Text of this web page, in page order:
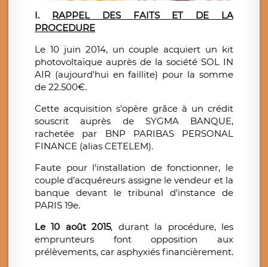
I. RAPPEL DES FAITS ET DE LA
PROCEDURE
Le 10 juin 2014, un couple acquiert un kit
photovoltaïque auprès de la société SOL IN
AIR (aujourd'hui en faillite) pour la somme
de 22.500€.
Cette acquisition s'opère grâce à un crédit
souscrit auprès de SYGMA BANQUE,
rachetée par BNP PARIBAS PERSONAL
FINANCE (alias CETELEM).
Faute pour l'installation de fonctionner, le
couple d'acquéreurs assigne le vendeur et la
banque devant le tribunal d'instance de
PARIS 19e.
Le 10 août 2015, durant la procédure, les
emprunteurs font opposition aux
prélèvements, car asphyxiés financièrement.